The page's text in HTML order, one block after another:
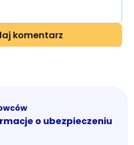
o ubezpieczeniu